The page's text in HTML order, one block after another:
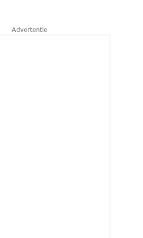
Advertentie